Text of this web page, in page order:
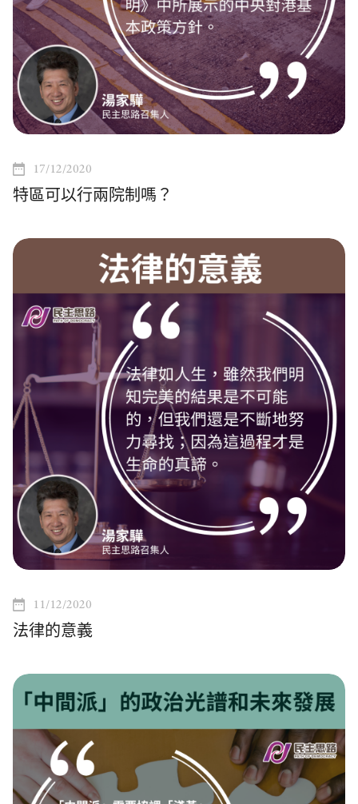
17/12/2020
特區可以行兩院制嗎？
11/12/2020
法律的意義